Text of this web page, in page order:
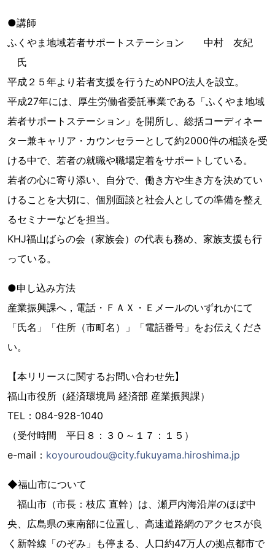
●講師
ふくやま地域若者サポートステーション 中村 友紀
氏
平成２５年より若者支援を行うためNPO法人を設立。
平成27年には、厚生労働省委託事業である「ふくやま地域
若者サポートステーション」を開所し、総括コーディネー
ター兼キャリア・カウンセラーとして約2000件の相談を受
ける中で、若者の就職や職場定着をサポートしている。
若者の心に寄り添い、自分で、働き方や生き方を決めてい
けることを大切に、個別面談と社会人としての準備を整え
るセミナーなどを担当。
KHJ福山ばらの会（家族会）の代表も務め、家族支援も行
っている。
●申し込み方法
産業振興課へ，電話・ＦＡＸ・Ｅメールのいずれかにて
「氏名」「住所（市町名）」「電話番号」をお伝えくださ
い。
【本リリースに関するお問い合わせ先】
福山市役所（経済環境局 経済部 産業振興課）
TEL：084-928-1040
（受付時間 平日８：３０～１７：１５）
e-mail： koyouroudou@city.fukuyama.hiroshima.jp
◆福山市について
福山市（市長：枝広 直幹）は、瀬戸内海沿岸のほぼ中
央、広島県の東南部に位置し、高速道路網のアクセスが良
く新幹線「のぞみ」も停まる、人口約47万人の拠点都市で